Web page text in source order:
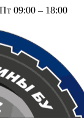
09:00 – 18:00